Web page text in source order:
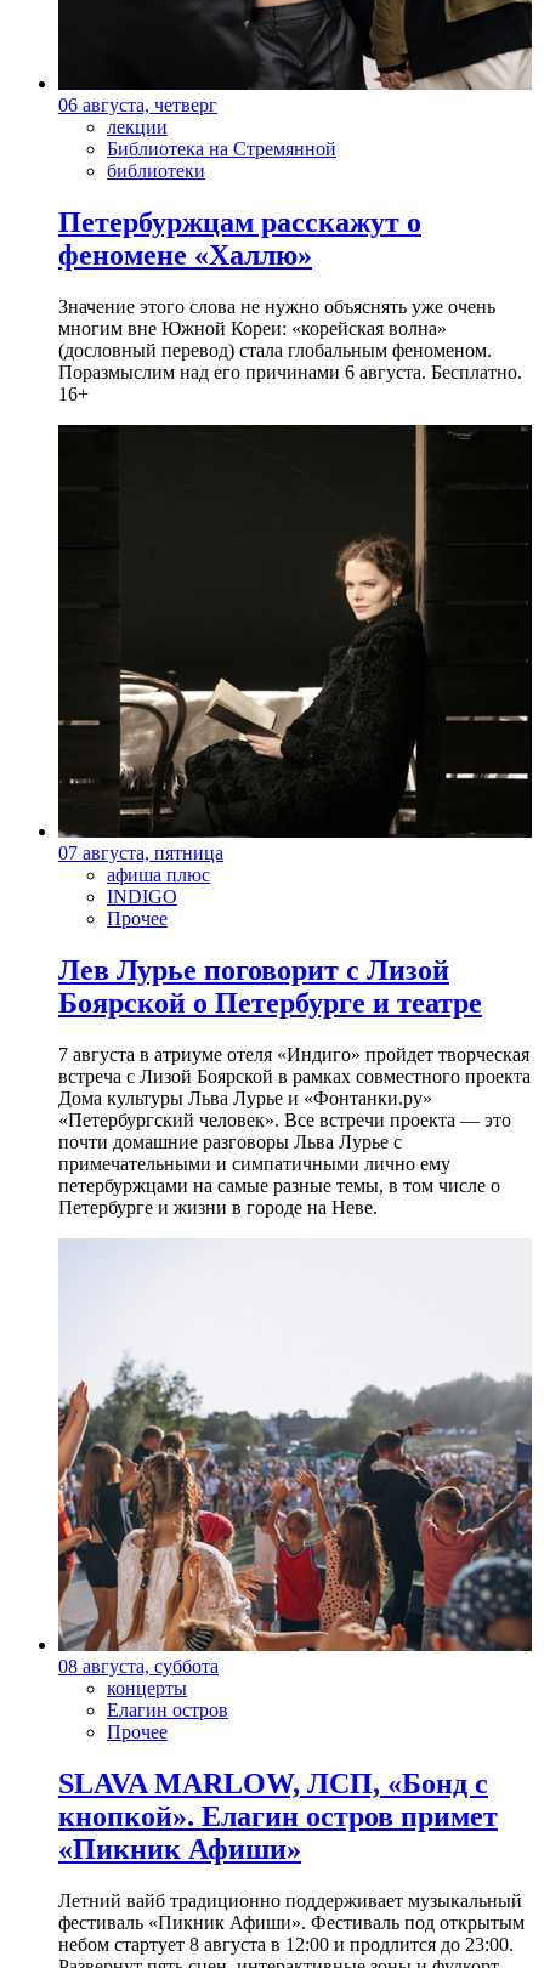
06 августа, четверг
лекции
Библиотека на Стремянной
библиотеки
Петербуржцам расскажут о
феномене «Халлю»
Значение этого слова не нужно объяснять уже очень
многим вне Южной Кореи: «корейская волна»
(дословный перевод) стала глобальным феноменом.
Поразмыслим над его причинами 6 августа. Бесплатно.
16+
07 августа, пятница
афиша плюс
INDIGO
Прочее
Лев Лурье поговорит с Лизой
Боярской о Петербурге и театре
7 августа в атриуме отеля «Индиго» пройдет творческая
встреча с Лизой Боярской в рамках совместного проекта
Дома культуры Льва Лурье и «Фонтанки.ру»
«Петербургский человек». Все встречи проекта — это
почти домашние разговоры Льва Лурье с
примечательными и симпатичными лично ему
петербуржцами на самые разные темы, в том числе о
Петербурге и жизни в городе на Неве.
08 августа, суббота
концерты
Елагин остров
Прочее
SLAVA MARLOW, ЛСП, «Бонд с
кнопкой». Елагин остров примет
«Пикник Афиши»
Летний вайб традиционно поддерживает музыкальный
фестиваль «Пикник Афиши». Фестиваль под открытым
небом стартует 8 августа в 12:00 и продлится до 23:00.